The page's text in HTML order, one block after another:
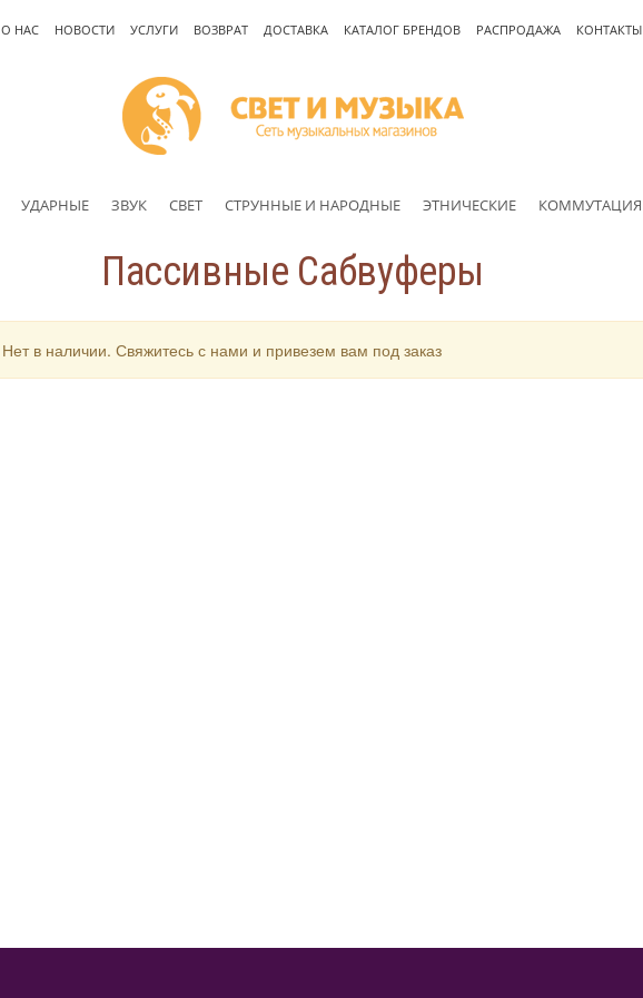
О НАС НОВОСТИ УСЛУГИ ВОЗВРАТ ДОСТАВКА КАТАЛОГ БРЕНДОВ РАСПРОДАЖА КОНТАКТЫ
УДАРНЫЕ ЗВУК СВЕТ СТРУННЫЕ И НАРОДНЫЕ ЭТНИЧЕСКИЕ КОММУТАЦИЯ
Пассивные Сабвуферы
Нет в наличии. Свяжитесь с нами и привезем вам под заказ